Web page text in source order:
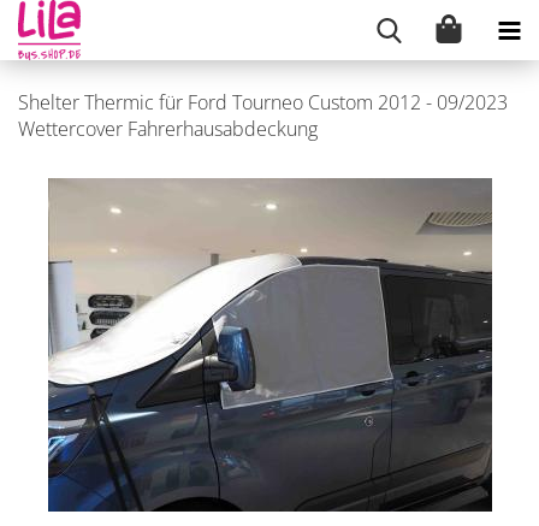
Shelter Thermic für Ford Tourneo Custom 2012 - 09/2023
Wettercover Fahrerhausabdeckung